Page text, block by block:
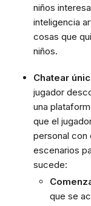
niños
inteligencia
cosas que
niños.
Chatear
jugador
una
que el
personal con
escenarios
sucede:
que se